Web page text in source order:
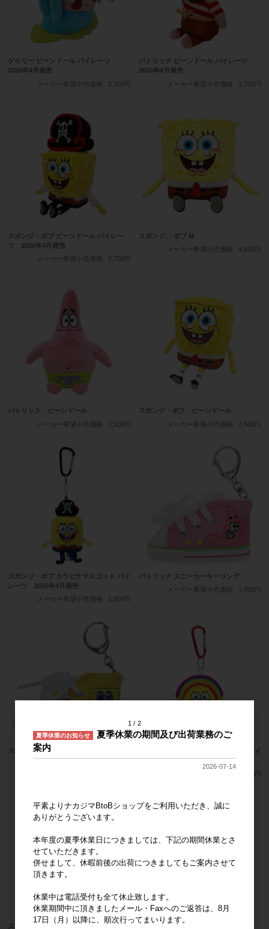
ゲイリー ビーンドール パイレーツ
2026年4月発売
メーカー希望小売価格
2,500円
パトリック ビーンドール パイレーツ
2026年4月発売
メーカー希望小売価格
2,700円
スポンジ・ボブ ビーンドール パイレー
ツ 2026年4月発売
メーカー希望小売価格
2,700円
スポンジ.・ボブ M
メーカー希望小売価格
4,800円
パトリック ビーンドール
メーカー希望小売価格
2,500円
スポンジ・ボブ ビーンドール
メーカー希望小売価格
2,500円
スポンジ・ボブ カラビナマスコット パイ
レーツ 2026年4月発売
メーカー希望小売価格
1,800円
パトリック スニーカーキーリング
メーカー希望小売価格
1,000円
スポンジ・ボブ スニーカーキーリング
スポンジ・ボブ カラビナマスコット レイ
ンボー
1,900円
スポンジ・ボブ ビーンドール レインボ パトリック ビーンドール ギター
1 2
夏季休業のお知らせ
夏季休業の期間及び出荷業務のご
案内
2026-07-14
平素よりナカジマBtoBショップをご利用いただき、誠に
ありがとうございます。
本年度の夏季休業日につきましては、下記の期間休業とさ
せていただきます。
併せまして、休暇前後の出荷につきましてもご案内させて
頂きます。
休業中は電話受付も全て休止致します。
休業期間中に頂きましたメール・Faxへのご返答は、8月
17日（月）以降に、順次行ってまいります。